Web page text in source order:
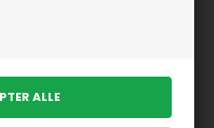
PRODUKTER